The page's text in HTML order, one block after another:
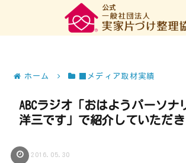
ホーム ■メディア取材実績
ABCラジオ「おはようパーソナ
洋三です」で紹介していただ
2016.05.30